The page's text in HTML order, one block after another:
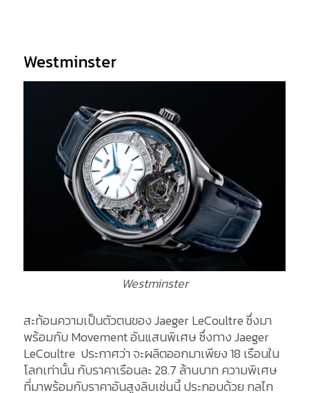
Westminster
Westminster
สะท้อนความเป็นตัวตนของ Jaeger LeCoultre ซึ่งมา
พร้อมกับ Movement อันแสนพิเศษ ซึ่งทาง Jaeger
LeCoultre ประกาศว่า จะผลิตออกมาเพียง 18 เรือนใน
โลกเท่านั้น กับราคาเรือนละ 28.7 ล้านบาท ความพิเศษ
ที่มาพร้อมกับราคาอันสูงลิบเช่นนี้ ประกอบด้วย กลไก